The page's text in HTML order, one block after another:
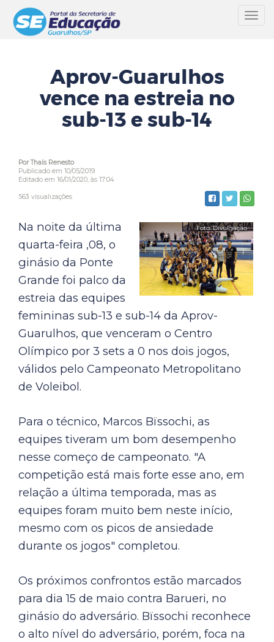
Aprov-Guarulhos
vence na estreia no
sub-13 e sub-14
Por Thaís Renesto
Publicado em 10/05/2019
Editado em 16/01/2020, às 17:04
563 visualizações
Na noite da última
quarta-feira ,08, o
ginásio da Ponte
Grande foi palco da
estreia das equipes
femininas sub-13 e sub-14 da Aprov-
Guarulhos, que venceram o Centro
Olímpico por 3 sets a 0 nos dois jogos,
válidos pelo Campeonato Metropolitano
de Voleibol.
Para o técnico, Marcos Bïssochi, as
equipes tiveram um bom desempenho
nesse começo de campeonato. "A
competição está mais forte esse ano, em
relação a última temporada, mas as
equipes foram muito bem neste início,
mesmo com os picos de ansiedade
durante os jogos" completou.
Os próximos confrontos estão marcados
para dia 15 de maio contra Barueri, no
ginásio do adversário. Bïssochi reconhece
o alto nível do adversário, porém, foca na